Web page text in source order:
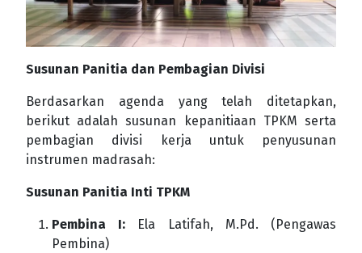
Susunan Panitia dan Pembagian Divisi
Berdasarkan agenda yang telah ditetapkan,
berikut adalah susunan kepanitiaan TPKM serta
pembagian divisi kerja untuk penyusunan
instrumen madrasah:
Susunan Panitia Inti TPKM
Pembina I: Ela Latifah, M.Pd. (Pengawas
Pembina)